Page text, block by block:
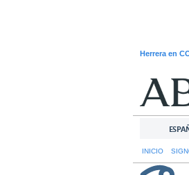
Herrera en
INICIO